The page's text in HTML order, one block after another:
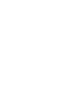
化双方合作情谊